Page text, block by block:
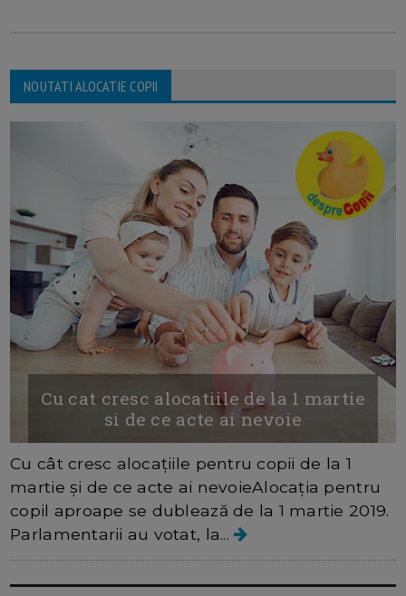
NOUTATI ALOCATIE COPII
Cu cat cresc alocatiile de la 1 martie
si de ce acte ai nevoie
Cu cât cresc alocațiile pentru copii de la 1
martie și de ce acte ai nevoieAlocația pentru
copil aproape se dublează de la 1 martie 2019.
Parlamentarii au votat, la...